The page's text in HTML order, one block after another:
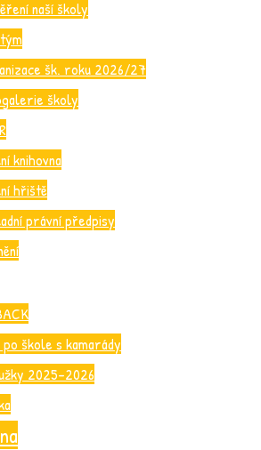
naší školy
šk. roku 2026/27
školy
knihovna
hřiště
právní předpisy
po škole s kamarády
2025-2026